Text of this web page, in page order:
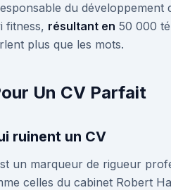
du
fitness, résultant en 50 000
plus que les mots.
Un CV Parfait
ruinent un CV
un marqueur de rigueur
celles du cabinet Robert